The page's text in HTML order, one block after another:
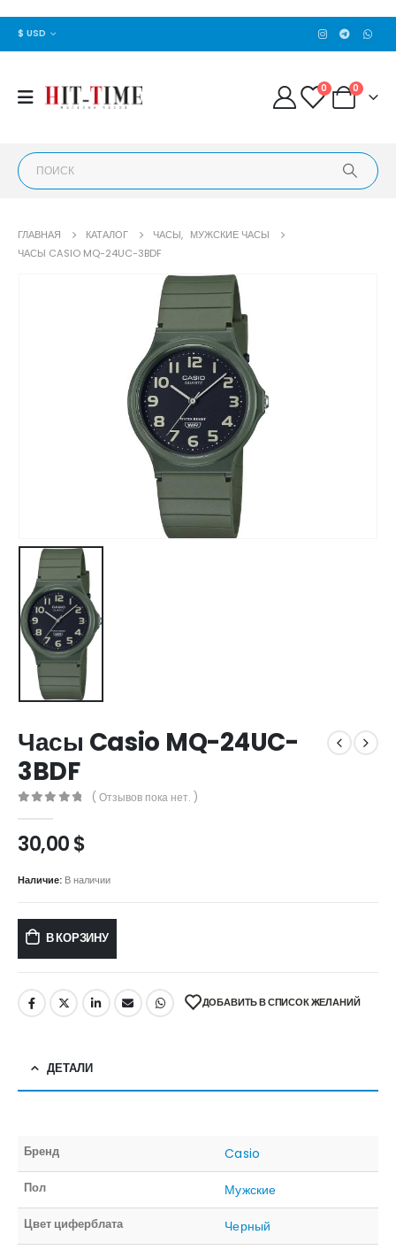
$ USD
0 0
ГЛАВНАЯ КАТАЛОГ ЧАСЫ, МУЖСКИЕ ЧАСЫ
ЧАСЫ CASIO MQ-24UC-3BDF
Часы Casio MQ-24UC-
3BDF
( Отзывов пока нет. )
30,00$
Наличие: В наличии
В КОРЗИНУ
ДОБАВИТЬ В СПИСОК ЖЕЛАНИЙ
ДЕТАЛИ
Бренд Casio
Пол Мужские
Цвет циферблата Черный